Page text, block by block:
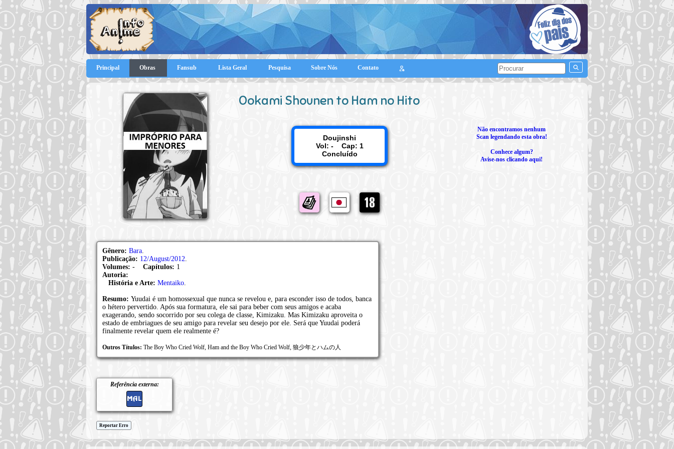
Principal Obras Fansub Lista Geral Pesquisa Sobre Nós Contato
Ookami Shounen to Ham no Hito
Doujinshi
Vol: - Cap: 1
Concluído
Não encontramos nenhum
Scan legendando esta obra!
Conhece algum?
Avise-nos clicando aqui!
Gênero: Bara.
Publicação: 12/August/2012.
Volumes: - Capítulos: 1
Autoria:
História e Arte: Mentaiko.
Resumo: Yuudai é um homossexual que nunca se revelou e, para esconder isso de todos, banca
o hétero pervertido. Após sua formatura, ele sai para beber com seus amigos e acaba
exagerando, sendo socorrido por seu colega de classe, Kimizaku. Mas Kimizaku aproveita o
estado de embriagues de seu amigo para revelar seu desejo por ele. Será que Yuudai poderá
finalmente revelar quem ele realmente é?
Outros Títulos: The Boy Who Cried Wolf, Ham and the Boy Who Cried Wolf, 狼少年とハムの人
Referência externa:
Reportar Erro